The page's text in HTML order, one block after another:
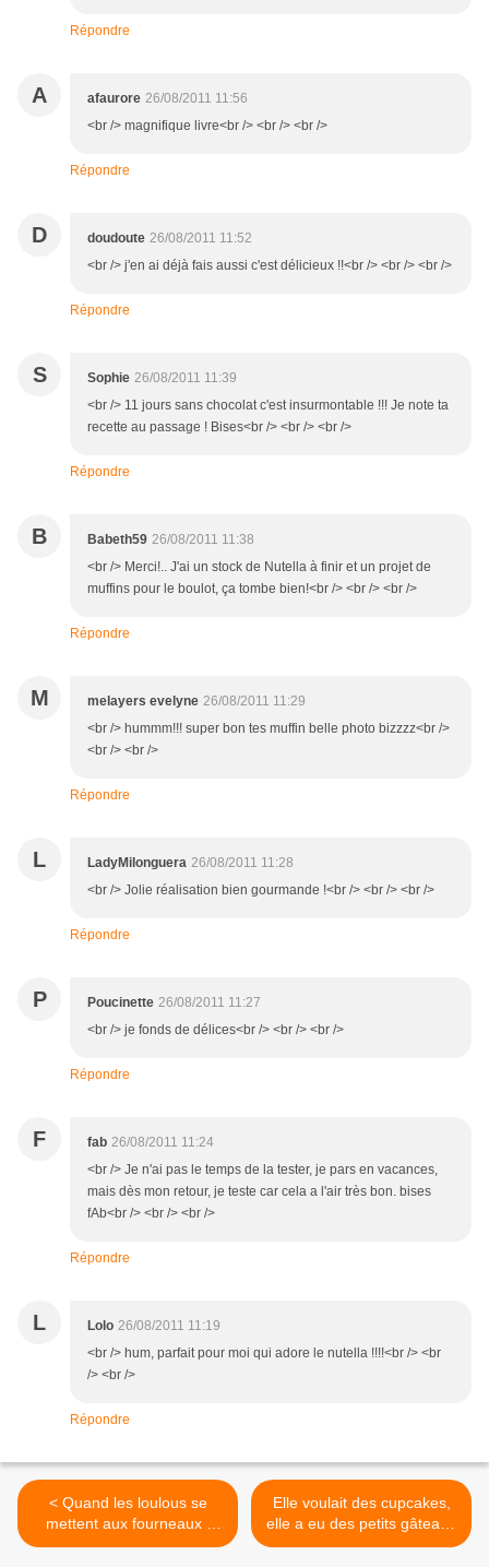
Répondre
A afaurore 26/08/2011 11:56
<br /> magnifique livre<br /> <br /> <br />
Répondre
D doudoute 26/08/2011 11:52
<br /> j'en ai déjà fais aussi c'est délicieux !!<br /> <br /> <br />
Répondre
S Sophie 26/08/2011 11:39
<br /> 11 jours sans chocolat c'est insurmontable !!! Je note ta
recette au passage ! Bises<br /> <br /> <br />
Répondre
B Babeth59 26/08/2011 11:38
<br /> Merci!.. J'ai un stock de Nutella à finir et un projet de
muffins pour le boulot, ça tombe bien!<br /> <br /> <br />
Répondre
M melayers evelyne 26/08/2011 11:29
<br /> hummm!!! super bon tes muffin belle photo bizzzz<br />
<br /> <br />
Répondre
L LadyMilonguera 26/08/2011 11:28
<br /> Jolie réalisation bien gourmande !<br /> <br /> <br />
Répondre
P Poucinette 26/08/2011 11:27
<br /> je fonds de délices<br /> <br /> <br />
Répondre
F fab 26/08/2011 11:24
<br /> Je n'ai pas le temps de la tester, je pars en vacances,
mais dès mon retour, je teste car cela a l'air très bon. bises
fAb<br /> <br /> <br />
Répondre
L Lolo 26/08/2011 11:19
<br /> hum, parfait pour moi qui adore le nutella !!!!<br /> <br
/> <br />
Répondre
< Quand les loulous se
mettent aux fourneaux :
miss chocolat vs chocolator
Elle voulait des cupcakes,
elle a eu des petits gâteaux
aux mûres >